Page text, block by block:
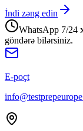
İndi zəng edin
WhatsApp 7/24
göndərə bilərsiniz.
E-poçt